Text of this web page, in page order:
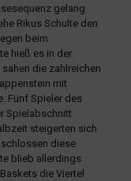
gelang
Rikus Schulte den
beim
hieß es in der
die zahlreichen
mit
Fünf Spieler des
Spielabschnitt
steigerten sich
schlossen diese
blieb allerdings
die Viertel